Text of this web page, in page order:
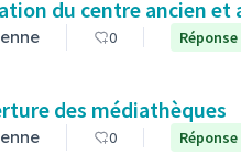
du centre ancien et
0
des médiathèques
0